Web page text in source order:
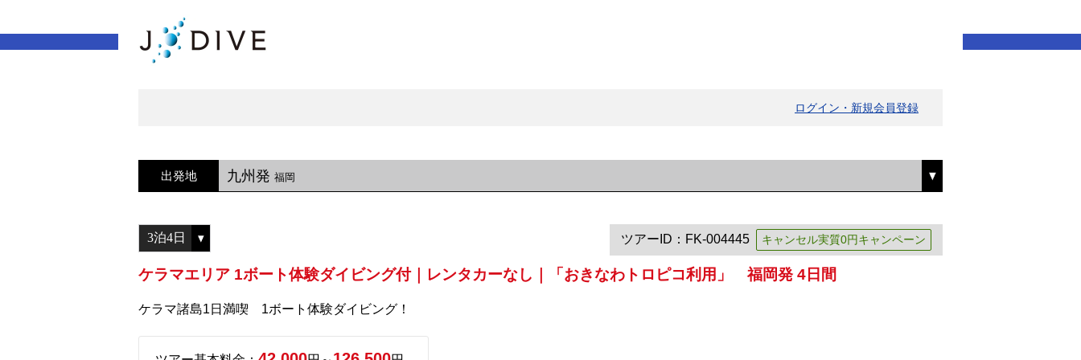
ログイン・新規会員登録
出発地 九州発 福岡
ツアーID：FK-004445 キャンセル実質0円キャンペーン
ケラマエリア 1ボート体験ダイビング付｜レンタカーなし｜「おきなわトロピコ利用」 福岡発 4日間
ケラマ諸島1日満喫 1ボート体験ダイビング！